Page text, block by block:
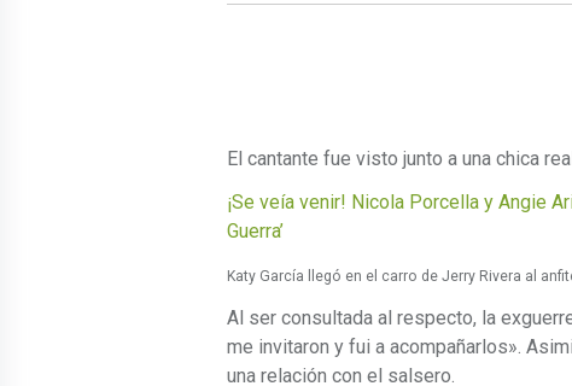
El cantante fue visto junto a una chica
¡Se veía venir! Nicola Porcella y Angie
Guerra’
Katy García llegó en el carro de Jerry Rivera al
Al ser consultada al respecto, la
me invitaron y fui a acompañarlos».
una relación con el salsero.